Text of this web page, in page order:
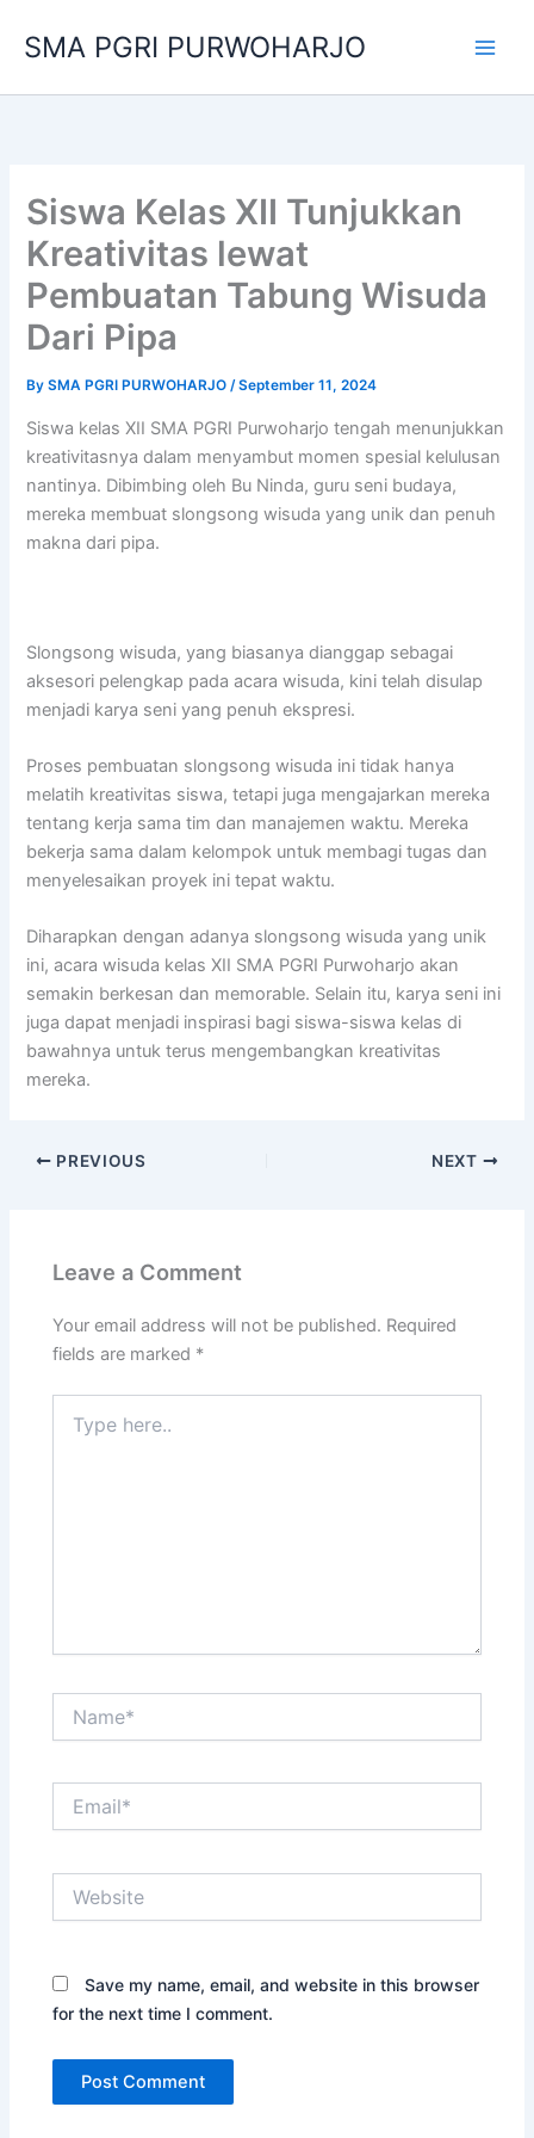
SMA PGRI PURWOHARJO
Siswa Kelas XII Tunjukkan
Kreativitas lewat
Pembuatan Tabung Wisuda
Dari Pipa
BySMA PGRI PURWOHARJO/September 11, 2024
Siswa kelas XII SMA PGRI Purwoharjo tengah menunjukkan
kreativitasnya dalam menyambut momen spesial kelulusan
nantinya. Dibimbing oleh Bu Ninda, guru seni budaya,
mereka membuat slongsong wisuda yang unik dan penuh
makna dari pipa.
Slongsong wisuda, yang biasanya dianggap sebagai
aksesori pelengkap pada acara wisuda, kini telah disulap
menjadi karya seni yang penuh ekspresi.
Proses pembuatan slongsong wisuda ini tidak hanya
melatih kreativitas siswa, tetapi juga mengajarkan mereka
tentang kerja sama tim dan manajemen waktu. Mereka
bekerja sama dalam kelompok untuk membagi tugas dan
menyelesaikan proyek ini tepat waktu.
Diharapkan dengan adanya slongsong wisuda yang unik
ini, acara wisuda kelas XII SMA PGRI Purwoharjo akan
semakin berkesan dan memorable. Selain itu, karya seni ini
juga dapat menjadi inspirasi bagi siswa-siswa kelas di
bawahnya untuk terus mengembangkan kreativitas
mereka.
PREVIOUS NEXT
Leave a Comment
Your email address will not be published. Required
fields are marked *
here..
Save my name, email, and website in this browser
for the next time I comment.